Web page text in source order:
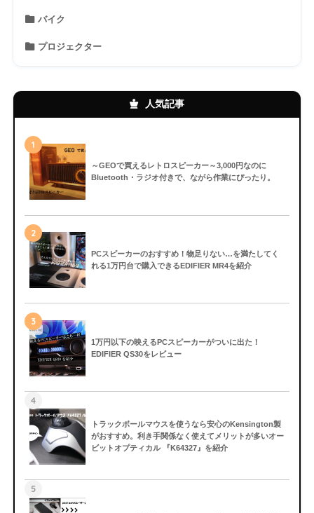
バイク
プロジェクター
人気記事
1
～GEOで買えるレトロスピーカー～3,000円なのに
Bluetooth・ラジオ付きで、ながら作業にぴったり。
2
PCスピーカーのおすすめ！物足りない…を満たしてく
れる1万円台で購入できるEDIFIER MR4を紹介
3
1万円以下の映えるPCスピーカーがついに出た！
EDIFIER QS30をレビュー
4
トラックボールマウスを使うなら安心のKensington製
がおすすめ。利き手関係なく使えてメリットが多いオー
ビットオプティカル 『K64327』を紹介
5